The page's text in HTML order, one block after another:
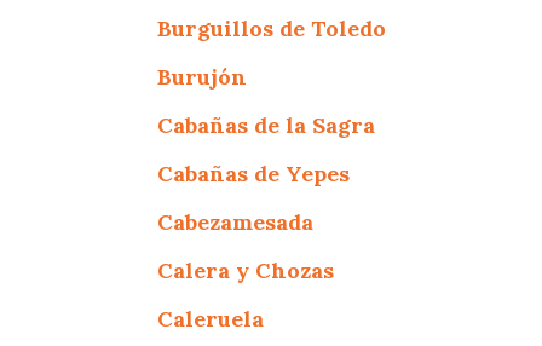
Burguillos de Toledo
Burujón
Cabañas de la Sagra
Cabañas de Yepes
Cabezamesada
Calera y Chozas
Caleruela